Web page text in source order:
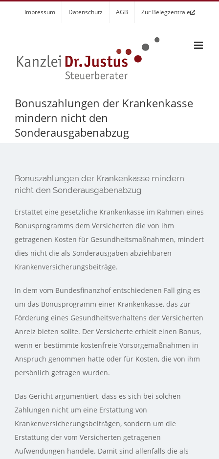
Impressum Datenschutz AGB Zur Belegzentrale
Bonuszahlungen der Krankenkasse
mindern nicht den
Sonderausgabenabzug
Bonuszahlungen der Krankenkasse mindern
nicht den Sonderausgabenabzug
Erstattet eine gesetzliche Krankenkasse im Rahmen eines
Bonusprogramms dem Versicherten die von ihm
getragenen Kosten für Gesundheitsmaßnahmen, mindert
dies nicht die als Sonderausgaben abziehbaren
Krankenversicherungsbeiträge.
In dem vom Bundesfinanzhof entschiedenen Fall ging es
um das Bonusprogramm einer Krankenkasse, das zur
Förderung eines Gesundheitsverhaltens der Versicherten
Anreiz bieten sollte. Der Versicherte erhielt einen Bonus,
wenn er bestimmte kostenfreie Vorsorgemaßnahmen in
Anspruch genommen hatte oder für Kosten, die von ihm
persönlich getragen wurden.
Das Gericht argumentiert, dass es sich bei solchen
Zahlungen nicht um eine Erstattung von
Krankenversicherungsbeiträgen, sondern um die
Erstattung der vom Versicherten getragenen
Aufwendungen handele. Damit sind allenfalls die als